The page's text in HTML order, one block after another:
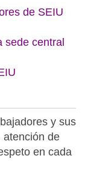
de SEIU
sede central
y sus
atención de
en cada